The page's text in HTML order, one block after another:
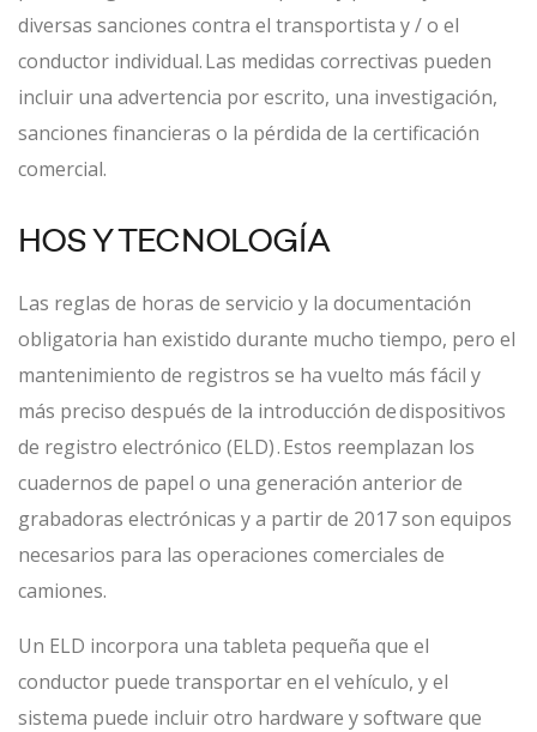
diversas sanciones contra el transportista y / o el
conductor individual. Las medidas correctivas pueden
incluir una advertencia por escrito, una investigación,
sanciones financieras o la pérdida de la certificación
comercial.
HOS Y TECNOLOGÍA
Las reglas de horas de servicio y la documentación
obligatoria han existido durante mucho tiempo, pero el
mantenimiento de registros se ha vuelto más fácil y
más preciso después de la introducción de dispositivos
de registro electrónico (ELD) . Estos reemplazan los
cuadernos de papel o una generación anterior de
grabadoras electrónicas y a partir de 2017 son equipos
necesarios para las operaciones comerciales de
camiones.
Un ELD incorpora una tableta pequeña que el
conductor puede transportar en el vehículo, y el
sistema puede incluir otro hardware y software que